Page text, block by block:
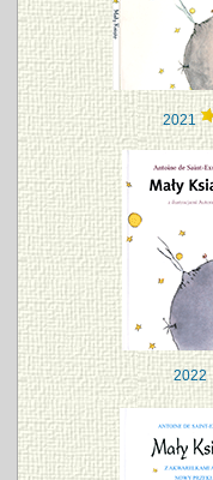
2021
2022